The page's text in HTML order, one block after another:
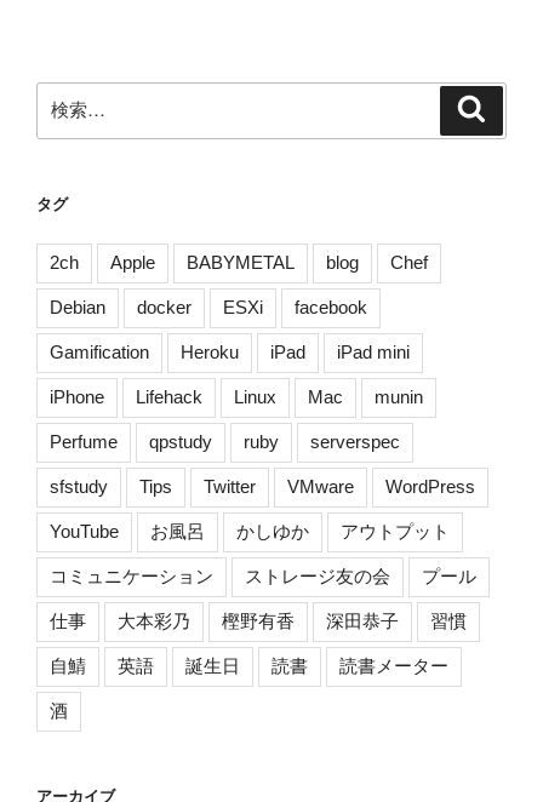
索:
タグ
2ch Apple BABYMETAL blog Chef
Debian docker ESXi facebook
Gamification Heroku iPad iPad mini
iPhone Lifehack Linux Mac munin
Perfume qpstudy ruby serverspec
sfstudy Tips Twitter VMware WordPress
YouTube お風呂 かしゆか アウトプット
コミュニケーション ストレージ友の会 プール
仕事 大本彩乃 樫野有香 深田恭子 習慣
自鯖 英語 誕生日 読書 読書メーター
酒
アーカイブ